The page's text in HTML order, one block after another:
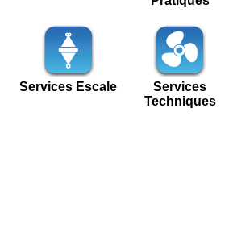
Services Escale
Services
Techniques